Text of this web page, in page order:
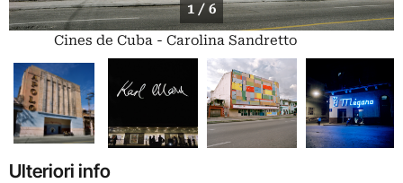
1 / 6
Cines de Cuba - Carolina Sandretto
Ulteriori info